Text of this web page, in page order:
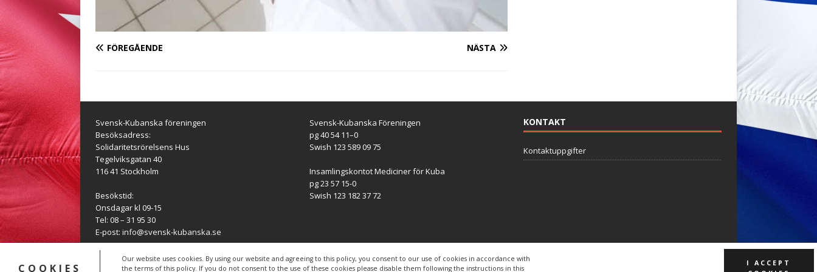
COOKIES
Our website uses cookies. By using our website and agreeing to this policy, you consent to our use of cookies in accordance with
the terms of this policy. If you do not consent to the use of these cookies please disable them following the instructions in this
I ACCEPT
FÖREGÅENDE NÄSTA
Svensk-Kubanska föreningen
Besöksadress:
Solidaritetsrörelsens Hus
Tegelviksgatan 40
116 41 Stockholm
Besökstid:
Onsdagar kl 09-15
Tel: 08 – 31 95 30
E-post: info@svensk-kubanska.se
Svensk-Kubanska Föreningen
pg 40 54 11–0
Swish 123 589 09 75
Insamlingskontot Mediciner för Kuba
pg 23 57 15-0
Swish 123 182 37 72
KONTAKT
Kontaktuppgifter
Copyright © 2026 | WordPress-tema avMH Themes